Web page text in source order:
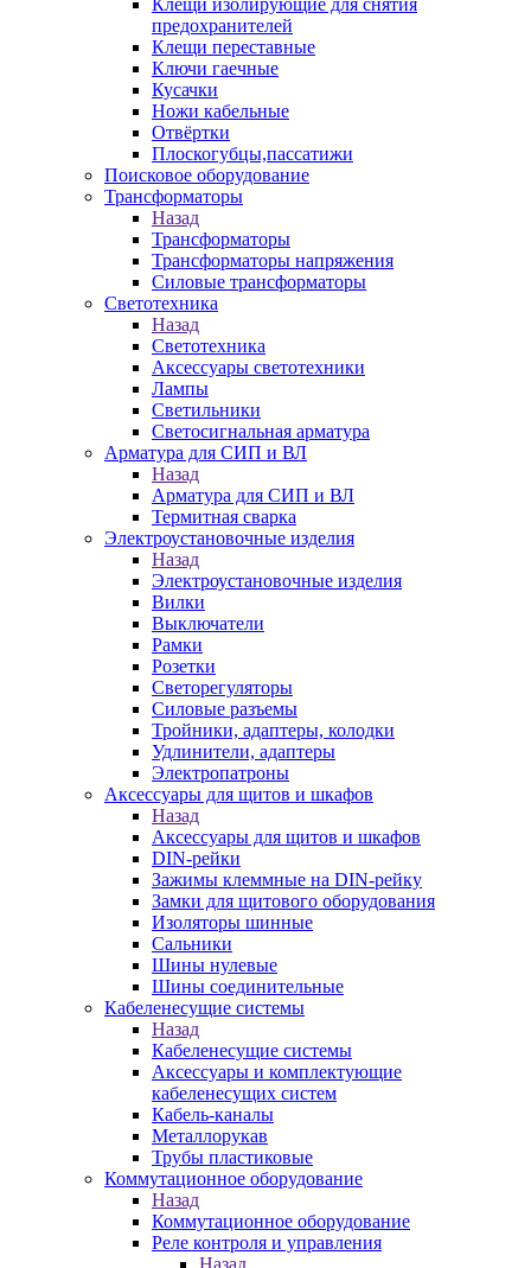
Клещи изолирующие для снятия
предохранителей
Клещи переставные
Ключи гаечные
Кусачки
Ножи кабельные
Отвёртки
Плоскогубцы,пассатижи
Поисковое оборудование
Трансформаторы
Назад
Трансформаторы
Трансформаторы напряжения
Силовые трансформаторы
Светотехника
Назад
Светотехника
Аксессуары светотехники
Лампы
Светильники
Светосигнальная арматура
Арматура для СИП и ВЛ
Назад
Арматура для СИП и ВЛ
Термитная сварка
Электроустановочные изделия
Назад
Электроустановочные изделия
Вилки
Выключатели
Рамки
Розетки
Светорегуляторы
Силовые разъемы
Тройники, адаптеры, колодки
Удлинители, адаптеры
Электропатроны
Аксессуары для щитов и шкафов
Назад
Аксессуары для щитов и шкафов
DIN-рейки
Зажимы клеммные на DIN-рейку
Замки для щитового оборудования
Изоляторы шинные
Сальники
Шины нулевые
Шины соединительные
Кабеленесущие системы
Назад
Кабеленесущие системы
Аксессуары и комплектующие
кабеленесущих систем
Кабель-каналы
Металлорукав
Трубы пластиковые
Коммутационное оборудование
Назад
Коммутационное оборудование
Реле контроля и управления
Назад